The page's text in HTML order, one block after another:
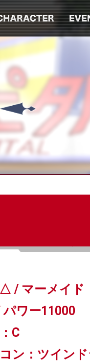
/ マーメイド
ワー11000
C
ン：ツイン